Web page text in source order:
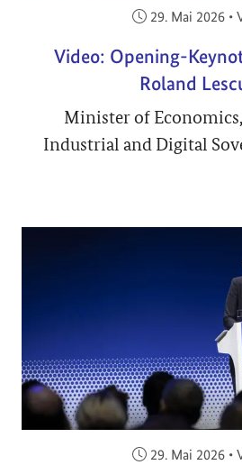
Veröffentlicht
29. Mai 2026 •
Video: Opening-
Roland
Minister of
Industrial and Digital
Veröffentlicht
29. Mai 2026 •